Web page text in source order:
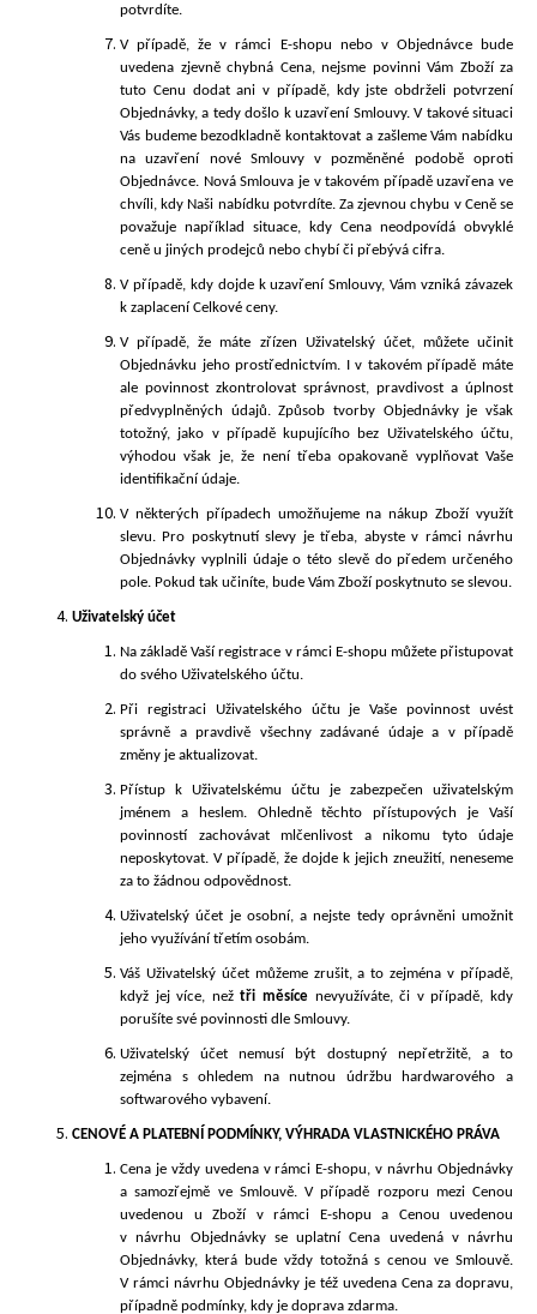
potvrdíte.
V případě, že v rámci E-shopu nebo v Objednávce bude
uvedena zjevně chybná Cena, nejsme povinni Vám Zboží za
tuto Cenu dodat ani v případě, kdy jste obdrželi potvrzení
Objednávky, a tedy došlo k uzavření Smlouvy. V takové situaci
Vás budeme bezodkladně kontaktovat a zašleme Vám nabídku
na uzavření nové Smlouvy v pozměněné podobě oproti
Objednávce. Nová Smlouva je v takovém případě uzavřena ve
chvíli, kdy Naši nabídku potvrdíte. Za zjevnou chybu v Ceně se
považuje například situace, kdy Cena neodpovídá obvyklé
ceně u jiných prodejců nebo chybí či přebývá cifra.
V případě, kdy dojde k uzavření Smlouvy, Vám vzniká závazek
k zaplacení Celkové ceny.
Vpřípadě, že máte zřízen Uživatelský účet, můžete učinit
Objednávku jeho prostřednictvím. I v takovém případě máte
ale povinnost zkontrolovat správnost, pravdivost a úplnost
předvyplněných údajů. Způsob tvorby Objednávky je však
totožný, jako v případě kupujícího bez Uživatelského účtu,
výhodou však je, že není třeba opakovaně vyplňovat Vaše
identifikační údaje.
V některých případech umožňujeme na nákup Zboží využít
slevu. Pro poskytnutí slevy je třeba, abyste v rámci návrhu
Objednávky vyplnili údaje o této slevě do předem určeného
pole. Pokud tak učiníte, bude Vám Zboží poskytnuto se slevou.
Uživatelský účet
Na základě Vaší registrace v rámci E-shopu můžete přistupovat
do svého Uživatelského účtu.
Při registraci Uživatelského účtu je Vaše povinnost uvést
správně a pravdivě všechny zadávané údaje a v případě
změny je aktualizovat.
Přístup k Uživatelskému účtu je zabezpečen uživatelským
jménem a heslem. Ohledně těchto přístupových je Vaší
povinností zachovávat mlčenlivost a nikomu tyto údaje
neposkytovat. V případě, že dojde k jejich zneužití, neneseme
za to žádnou odpovědnost.
Uživatelský účet je osobní, a nejste tedy oprávněni umožnit
jeho využívání třetím osobám.
Váš Uživatelskýúčet můžeme zrušit, a to zejména v případě,
když jej více, nežtři měsíce nevyužíváte, či v případě, kdy
porušíte své povinnosti dle Smlouvy.
Uživatelský účet nemusí být dostupný nepřetržitě, a to
zejména s ohledem na nutnou údržbu hardwarového a
softwarového vybavení.
CENOVÉ A PLATEBNÍ PODMÍNKY, VÝHRADA VLASTNICKÉHO PRÁVA
Cena je vždy uvedena v rámci E-shopu, v návrhu Objednávky
a samozřejmě ve Smlouvě. V případě rozporu mezi Cenou
uvedenou u Zboží v rámci E-shopu a Cenou uvedenou
v návrhu Objednávky se uplatní Cena uvedená v návrhu
Objednávky, která bude vždy totožná s cenou ve Smlouvě.
V rámci návrhu Objednávky je též uvedena Cena za dopravu,
případně podmínky, kdy je doprava zdarma.